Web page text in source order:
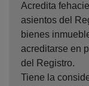
Acredita
asientos del
bienes
acreditarse en
del Registro.
Tiene la